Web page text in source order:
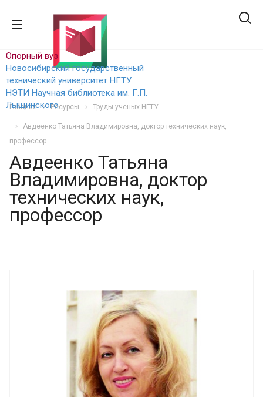
Опорный вуз
Новосибирский государственный
технический университет НГТУ
НЭТИ Научная библиотека им. Г.П.
Лыщинского
Главная Ресурсы Труды ученых НГТУ
Авдеенко Татьяна Владимировна, доктор технических наук,
профессор
Авдеенко Татьяна
Владимировна, доктор
технических наук,
профессор